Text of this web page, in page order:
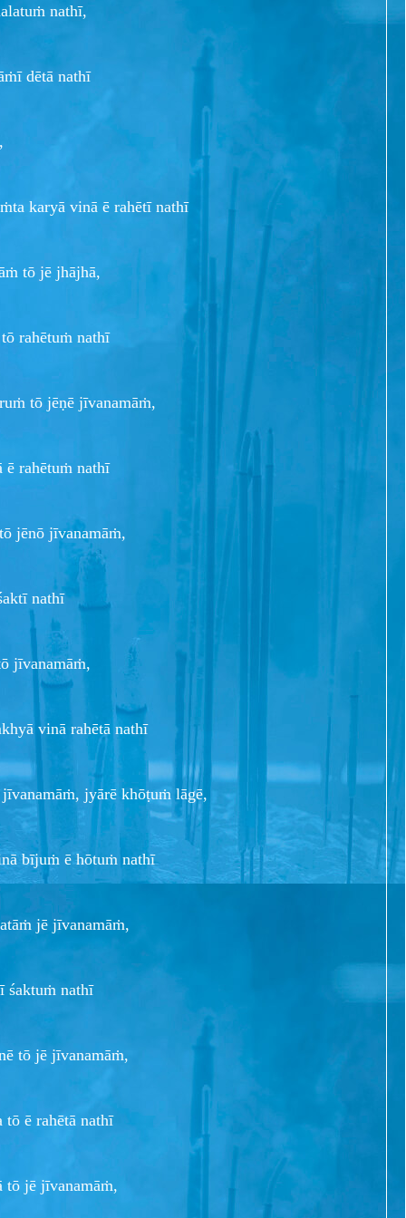
nathī,
dētā nathī
karyā vinā ē rahētī nathī
tō jē jhājhā,
rahētuṁ nathī
tō jēṇē jīvanamāṁ,
ē rahētuṁ nathī
jēnō jīvanamāṁ,
nathī
jīvanamāṁ,
vinā rahētā nathī
jyārē khōṭuṁ lāgē,
bījuṁ ē hōtuṁ nathī
jē jīvanamāṁ,
śaktuṁ nathī
tō jē jīvanamāṁ,
tō ē rahētā nathī
tō jē jīvanamāṁ,